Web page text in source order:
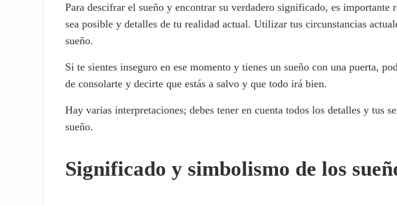
Para descifrar el sueño y encontrar su verdadero significado, es importante
sea posible y detalles de tu realidad actual. Utilizar tus circunstancias
sueño.
Si te sientes inseguro en ese momento y tienes un sueño con una puerta,
de consolarte y decirte que estás a salvo y que todo irá bien.
Hay varias interpretaciones; debes tener en cuenta todos los detalles y tus
sueño.
Significado y simbolismo de los